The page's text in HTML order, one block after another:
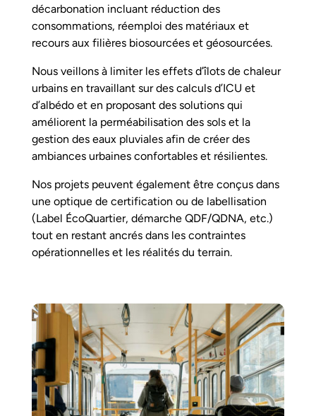
décarbonation incluant réduction des
consommations, réemploi des matériaux et
recours aux filières biosourcées et géosourcées.
Nous veillons à limiter les effets d’îlots de chaleur
urbains en travaillant sur des calculs d’ICU et
d’albédo et en proposant des solutions qui
améliorent la perméabilisation des sols et la
gestion des eaux pluviales afin de créer des
ambiances urbaines confortables et résilientes.
Nos projets peuvent également être conçus dans
une optique de certification ou de labellisation
(Label ÉcoQuartier, démarche QDF/QDNA, etc.)
tout en restant ancrés dans les contraintes
opérationnelles et les réalités du terrain.